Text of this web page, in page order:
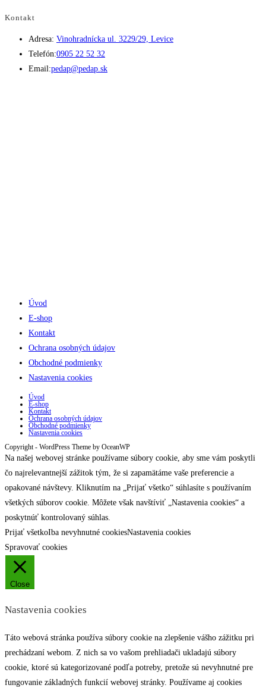
Kontakt
Adresa: Vinohradnícka ul. 3229/29, Levice
Telefón:0905 22 52 32
in
Email:pedap@pedap.skOpens
Úvod
E-shop
Kontakt
Ochrana osobných údajov
Obchodné podmienky
Nastavenia cookies
Úvod
E-shop
Kontakt
Ochrana osobných údajov
Obchodné podmienky
Nastavenia cookies
Copyright - WordPress Theme by OceanWP
Na našej webovej stránke používame súbory cookie, aby sme vám poskytli
čo najrelevantnejší zážitok tým, že si zapamätáme vaše preferencie a
opakované návštevy. Kliknutím na „Prijať všetko“ súhlasíte s používaním
všetkých súborov cookie. Môžete však navštíviť „Nastavenia cookies“ a
poskytnúť kontrolovaný súhlas.
Prijať všetkoIba nevyhnutné cookiesNastavenia cookies
Spravovať cookies
Close
Nastavenia cookies
Táto webová stránka používa súbory cookie na zlepšenie vášho zážitku pri
prechádzaní webom. Z nich sa vo vašom prehliadači ukladajú súbory
cookie, ktoré sú kategorizované podľa potreby, pretože sú nevyhnutné pre
fungovanie základných funkcií webovej stránky. Používame aj cookies